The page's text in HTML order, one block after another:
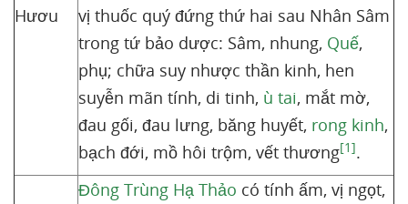
Hươu
vị thuốc quý đứng thứ hai sau Nhân Sâm
trong tứ bảo dược: Sâm, nhung, Quế,
phụ; chữa suy nhược thần kinh, hen
suyễn mãn tính, di tinh, ù tai, mắt mờ,
đau gối, đau lưng, băng huyết, rong kinh,
bạch đới, mồ hôi trộm, vết thương[1].
Đông Trùng Hạ Thảo có tính ấm, vị ngọt,